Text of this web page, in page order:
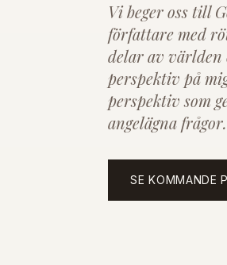
Vi beger oss till
författare med
delar av världen
perspektiv på
perspektiv som
angelägna frågor.
SE KOMMANDE